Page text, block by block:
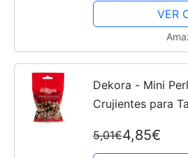
Formato
VER
Dekora - Mini
Crujientes para
5,01€4,85€